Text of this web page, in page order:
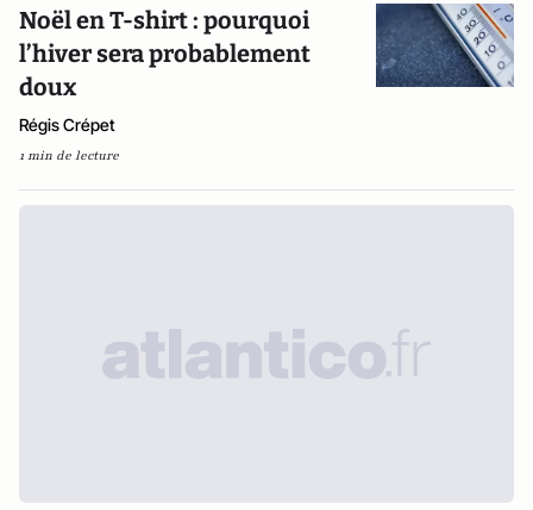
Noël en T-shirt : pourquoi
l’hiver sera probablement
doux
Régis Crépet
1 min de lecture